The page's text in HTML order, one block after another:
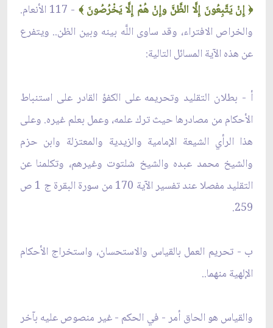
﴿إِنْ يَتَّبِعُونَ إِلَّا الظَّنَّ وإِنْ هُمْ إِلَّا يَخْرُصُونَ﴾
- 117 الأنعام.
والخراص الافتراء، وقد ساوى اللَّه بينه وبين الظن.. ويتفرع
عن هذه الآية المسائل التالية:
أ - بطلان التقليد وتحريمه على الكفؤ القادر على استنباط
الأحكام من مصادرها حيث ترك علمه، وعمل بعلم غيره. وعلى
هذا الرأي الشيعة الإمامية والزيدية والمعتزلة وابن حزم
والشيخ محمد عبده والشيخ شلتوت وغيرهم، وتكلمنا عن
التقليد مفصلا عند تفسير الآية 170 من سورة البقرة ج 1 ص
259.
ب - تحريم العمل بالقياس والاستحسان، واستخراج الأحكام
الإلهية منهما..
والقياس هو الحاق أمر - في الحكم - غير منصوص عليه بآخر